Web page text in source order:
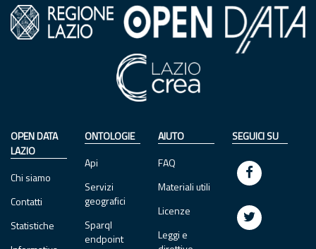
OPEN DATA
LAZIO
Chi siamo
Contatti
Statistiche
ONTOLOGIE
Api
Servizi
geografici
Sparql
endpoint
AIUTO
FAQ
Materiali utili
Licenze
Leggi e
SEGUICI SU